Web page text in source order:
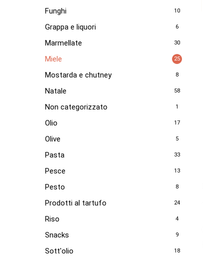
Funghi 10
Grappa e liquori 6
Marmellate 30
Miele 25
Mostarda e chutney 8
Natale 58
Non categorizzato 1
Olio 17
Olive 5
Pasta 33
Pesce 13
Pesto 8
Prodotti al tartufo 24
Riso 4
Snacks 9
Sott'olio 18